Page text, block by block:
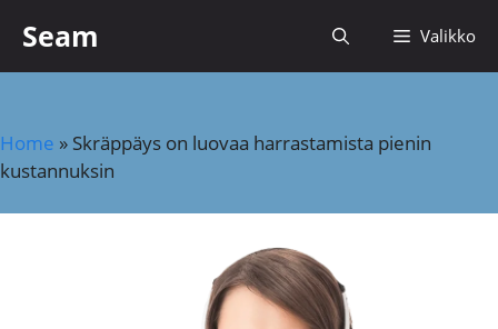
sisältöön
Seam Valikko
Home » Skräppäys on luovaa harrastamista pienin
kustannuksin